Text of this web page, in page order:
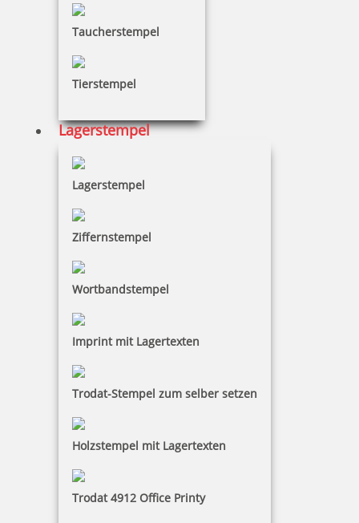
Taucherstempel
Tierstempel
Lagerstempel
Lagerstempel
Ziffernstempel
Wortbandstempel
Imprint mit Lagertexten
Trodat-Stempel zum selber setzen
Holzstempel mit Lagertexten
Trodat 4912 Office Printy
Jetzt gestalten
Colop Classic Line 2360 Datumstempel 45x30 mm